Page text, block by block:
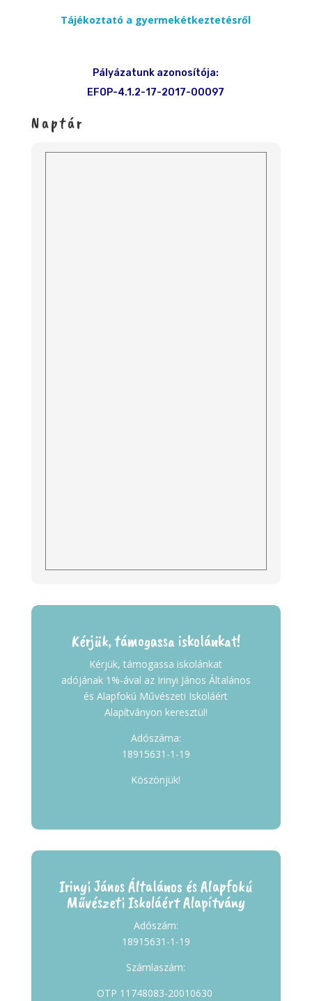
Tájékoztató a gyermekétkeztetésről
Pályázatunk azonosítója:
EFOP-4.1.2-17-2017-00097
Naptár
Kérjük, támogassa iskolánkat!
Kérjük, támogassa iskolánkat
adójának 1%-ával az Irinyi János Általános
és Alapfokú Művészeti Iskoláért
Alapítványon keresztül!
Adószáma:
18915631-1-19
Köszönjük!
Irinyi János Általános és Alapfokú
Művészeti Iskoláért Alapítvány
Adószám:
18915631-1-19
Számlaszám:
OTP 11748083-20010630